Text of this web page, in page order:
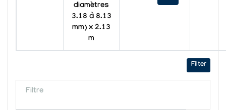
diamètres
3.18 à 8.13
mm) x 2.13
m
Filter
Filtre